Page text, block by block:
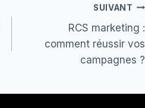
SUIVANT
RCS marketing :
comment réussir vos
campagnes ?